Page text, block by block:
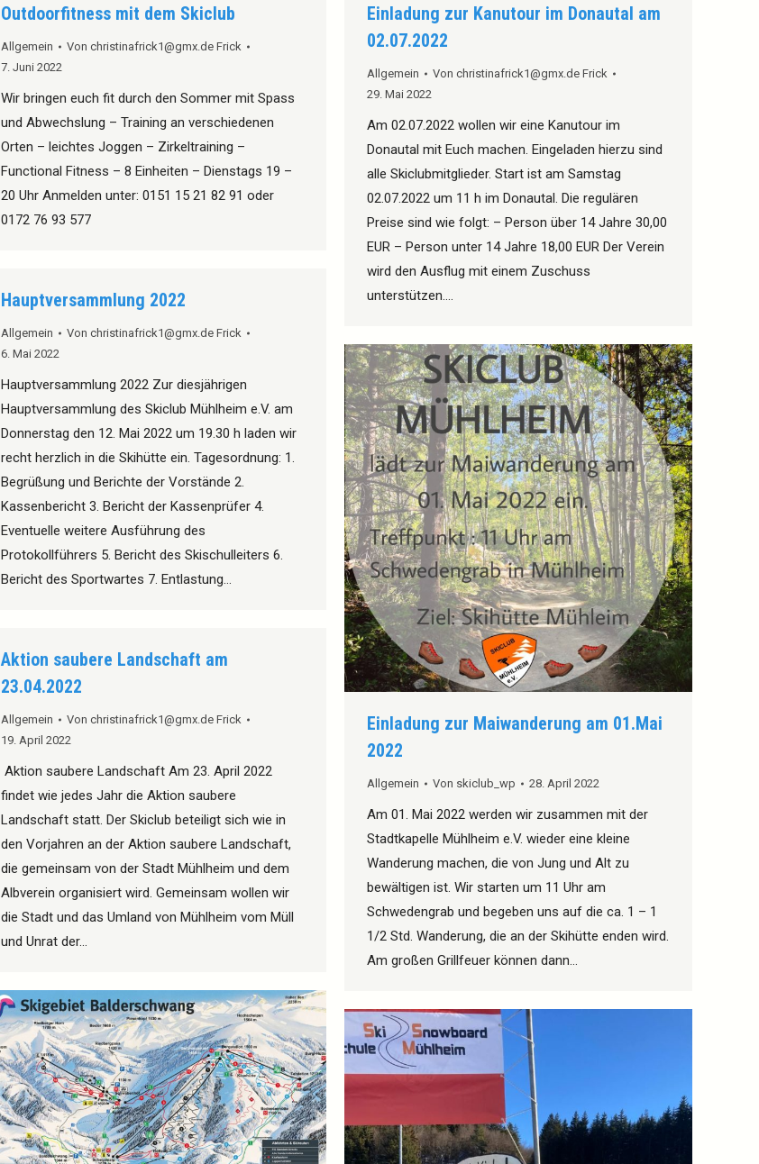
Outdoorfitness mit dem Skiclub
Allgemein Von christinafrick1@gmx.de Frick
7. Juni 2022
Wir bringen euch fit durch den Sommer mit Spass
und Abwechslung – Training an verschiedenen
Orten – leichtes Joggen – Zirkeltraining –
Functional Fitness – 8 Einheiten – Dienstags 19 –
20 Uhr Anmelden unter: 0151 15 21 82 91 oder
0172 76 93 577
Einladung zur Kanutour im Donautal am
02.07.2022
Allgemein Von christinafrick1@gmx.de Frick
29. Mai 2022
Am 02.07.2022 wollen wir eine Kanutour im
Donautal mit Euch machen. Eingeladen hierzu sind
alle Skiclubmitglieder. Start ist am Samstag
02.07.2022 um 11 h im Donautal. Die regulären
Preise sind wie folgt: – Person über 14 Jahre 30,00
EUR – Person unter 14 Jahre 18,00 EUR Der Verein
wird den Ausflug mit einem Zuschuss
unterstützen.…
Hauptversammlung 2022
Allgemein Von christinafrick1@gmx.de Frick
6. Mai 2022
Hauptversammlung 2022 Zur diesjährigen
Hauptversammlung des Skiclub Mühlheim e.V. am
Donnerstag den 12. Mai 2022 um 19.30 h laden wir
recht herzlich in die Skihütte ein. Tagesordnung: 1.
Begrüßung und Berichte der Vorstände 2.
Kassenbericht 3. Bericht der Kassenprüfer 4.
Eventuelle weitere Ausführung des
Protokollführers 5. Bericht des Skischulleiters 6.
Bericht des Sportwartes 7. Entlastung…
Einladung zur Maiwanderung am 01.Mai
2022
Allgemein Von skiclub_wp 28. April 2022
Am 01. Mai 2022 werden wir zusammen mit der
Stadtkapelle Mühlheim e.V. wieder eine kleine
Wanderung machen, die von Jung und Alt zu
bewältigen ist. Wir starten um 11 Uhr am
Schwedengrab und begeben uns auf die ca. 1 – 1
1/2 Std. Wanderung, die an der Skihütte enden wird.
Am großen Grillfeuer können dann…
Aktion saubere Landschaft am
23.04.2022
Allgemein Von christinafrick1@gmx.de Frick
19. April 2022
Aktion saubere Landschaft Am 23. April 2022
findet wie jedes Jahr die Aktion saubere
Landschaft statt. Der Skiclub beteiligt sich wie in
den Vorjahren an der Aktion saubere Landschaft,
die gemeinsam von der Stadt Mühlheim und dem
Albverein organisiert wird. Gemeinsam wollen wir
die Stadt und das Umland von Mühlheim vom Müll
und Unrat der…